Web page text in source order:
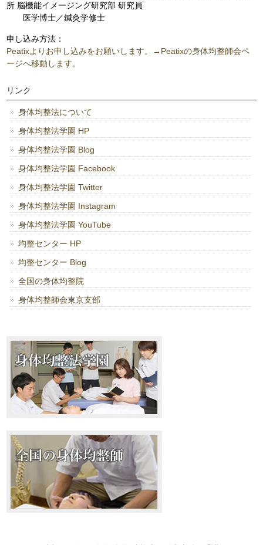
所 脳機能イメージング研究部 研究員
医学博士／鍼灸学修士
申し込み方法：
Peatixよりお申し込みをお願いします。→Peatixの身体均整師会ペ
ージへ移動します。
リンク
身体均整法について
身体均整法学園 HP
身体均整法学園 Blog
身体均整法学園 Facebook
身体均整法学園 Twitter
身体均整法学園 Instagram
身体均整法学園 YouTube
均整センター HP
均整センター Blog
全国の身体均整院
身体均整師会東京支部